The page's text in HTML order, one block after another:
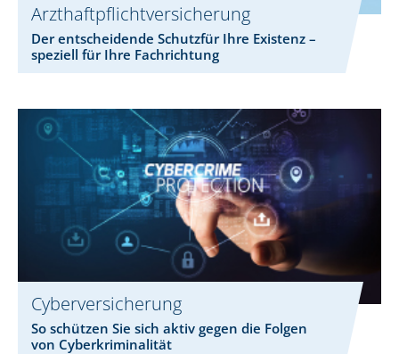
Arzthaftpflichtversicherung
Der entscheidende Schutzfür Ihre Existenz –
speziell für Ihre Fachrichtung
Cyberversicherung
So schützen Sie sich aktiv gegen die Folgen
von Cyberkriminalität